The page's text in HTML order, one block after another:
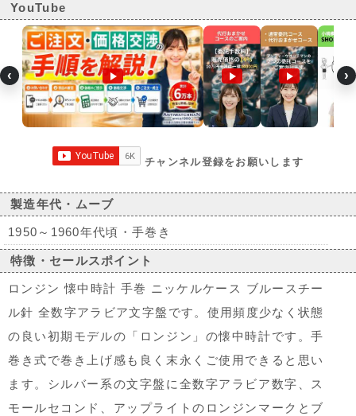
YouTube
‹ ›
チャンネル登録をお願いします
製造年代・ムーブ
1950～1960年代頃・手巻き
特徴・セールスポイント
ロンジン 懐中時計 手巻 ニッケルケース ブルースチー
ル針 全数字アラビア文字盤です。使用頻度少なく状態
の良い初期モデルの「ロンジン」の懐中時計です。手
巻き式で巻き上げ感も良く末永くご使用できると思い
ます。シルバー系の文字盤に全数字アラビア数字、ス
モールセコンド、アップライトのロンジンマークとブ